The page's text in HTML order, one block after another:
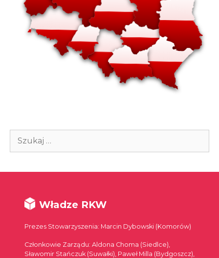
Szukaj:
Władze RKW
Prezes Stowarzyszenia: Marcin Dybowski (Komorów)
Członkowie Zarządu: Aldona Choma (Siedlce),
Sławomir Stańczuk (Suwałki), Paweł Milla (Bydgoszcz),